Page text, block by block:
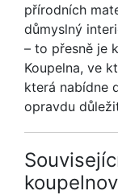
přírodních
důmyslný
– to přesně je
Koupelna, ve
která nabídne
opravdu